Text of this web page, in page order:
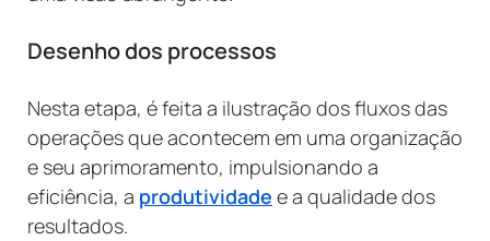
Desenho dos processos
Nesta etapa, é feita a ilustração dos fluxos das
operações que acontecem em uma organização
e seu aprimoramento, impulsionando a
eficiência, a produtividade e a qualidade dos
resultados.